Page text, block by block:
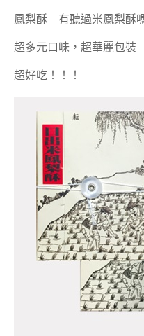
鳳梨酥 有聽過米鳳梨酥
超多元口味，超華麗包裝
超好吃！！！